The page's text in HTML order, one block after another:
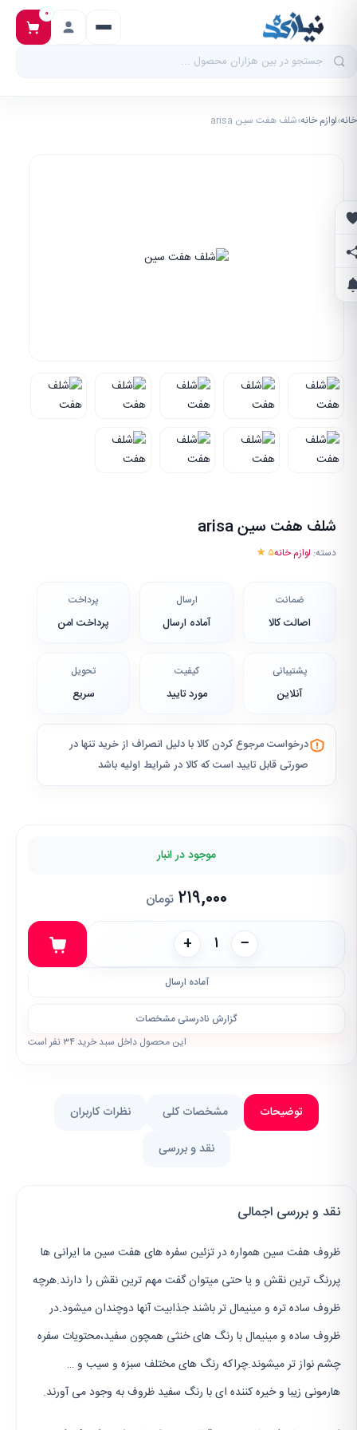
۰
خانه›لوازم خانه›شلف هفت سین arisa
موجود در انبار
۲۱۹,۰۰۰ تومان
−
+
آماده ارسال
گزارش نادرستی مشخصات
این محصول داخل سبد خرید ۳۴ نفر است
شلف هفت سین arisa
دسته: لوازم خانه۵ ★
ضمانت
اصالت کالا
ارسال
آماده ارسال
پرداخت
پرداخت امن
پشتیبانی
آنلاین
کیفیت
مورد تایید
تحویل
سریع
درخواست مرجوع کردن کالا با دلیل انصراف از خرید تنها در
صورتی قابل تایید است که کالا در شرایط اولیه باشد
علاقه‌مندی‌ها
اشتراک‌گذاری
اطلاع از تخفیف
توضیحات مشخصات کلی
نظرات کاربران
نقد و بررسی
نقد و بررسی اجمالی
ظروف هفت سین همواره در تزئین سفره های هفت سین ما ایرانی ها
پررنگ ترین نقش و یا حتی میتوان گفت مهم ترین نقش را دارند.هرچه
ظروف ساده تره و مینیمال تر باشند جذابیت آنها دوچندان میشود.در
ظروف ساده و مینیمال با رنگ های خنثی همچون سفید،محتویات سفره
چشم نواز تر میشوند.چراکه رنگ های مختلف سبزه و سیب و …
هارمونی زیبا و خیره کننده ای با رنگ سفید ظروف به وجود می آورند.